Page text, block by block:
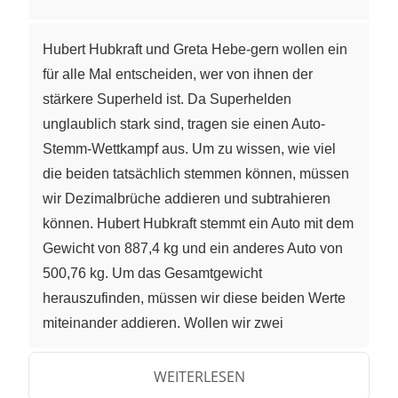
Hubert Hubkraft und Greta Hebe-gern wollen ein
für alle Mal entscheiden, wer von ihnen der
stärkere Superheld ist. Da Superhelden
unglaublich stark sind, tragen sie einen Auto-
Stemm-Wettkampf aus. Um zu wissen, wie viel
die beiden tatsächlich stemmen können, müssen
wir Dezimalbrüche addieren und subtrahieren
können. Hubert Hubkraft stemmt ein Auto mit dem
Gewicht von 887,4 kg und ein anderes Auto von
500,76 kg. Um das Gesamtgewicht
herauszufinden, müssen wir diese beiden Werte
miteinander addieren. Wollen wir zwei
schreiben wir die Zahlen stellengerecht
WEITERLESEN